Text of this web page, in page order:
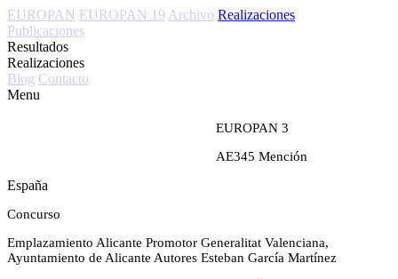
EUROPAN EUROPAN 19 Archivo Realizaciones
Publicaciones
Resultados
Realizaciones
Blog Contacto
Menu
EUROPAN 3
AE345 Mención
España
Concurso
Emplazamiento Alicante Promotor Generalitat Valenciana,
Ayuntamiento de Alicante Autores Esteban García Martínez